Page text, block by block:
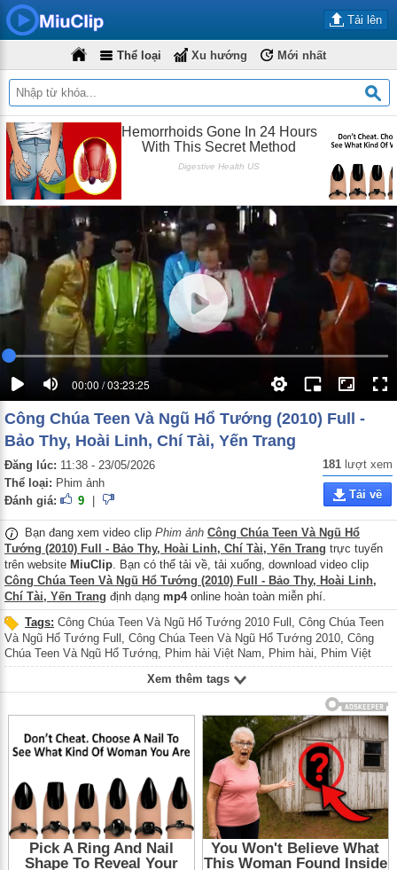
Tải lên
Thể loại Xu hướng Mới nhất
00:00 / 03:23:25
Công Chúa Teen Và Ngũ Hổ Tướng (2010) Full -
Bảo Thy, Hoài Linh, Chí Tài, Yến Trang
Đăng lúc: 11:38 - 23/05/2026
Thể loại: Phim ảnh
Đánh giá:
9
181 lượt xem
Tải về
Bạn đang xem video clip Phim ảnh Công Chúa Teen Và Ngũ Hổ
Tướng (2010) Full - Bảo Thy, Hoài Linh, Chí Tài, Yến Trang trực tuyến
trên website MiuClip. Bạn có thể tải về, tải xuống, download video clip
Công Chúa Teen Và Ngũ Hổ Tướng (2010) Full - Bảo Thy, Hoài Linh,
Chí Tài, Yến Trang định dạng mp4online hoàn toàn miễn phí.
Tags: Công Chúa Teen Và Ngũ Hổ Tướng 2010 Full , Công Chúa Teen
Và Ngũ Hổ Tướng Full Công Chúa Teen Và Ngũ Hổ Tướng 2010 Công
Chúa Teen Và Ngũ Hổ Tướng Phim hài Việt Nam Phim hài
Phim Việt
Nam,Cong Chua Teen Va Ngu Ho Tuong 2010 Full,Cong Chua Teen Va
Cong Chua Teen Va Ngu Ho Tuong 2010
Phim Viet Nam
Xem thêm tags